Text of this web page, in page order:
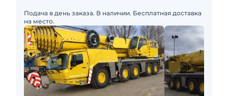
Подача в день заказа. В наличии. Бесплатная доставка
на место.